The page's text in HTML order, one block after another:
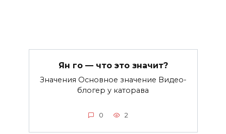
Ян го — что это значит?
Значения Основное значение Видео-
блогер у каторава
0 2